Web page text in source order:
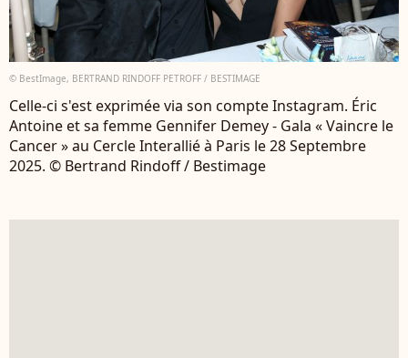
© BestImage, BERTRAND RINDOFF PETROFF / BESTIMAGE
Celle-ci s'est exprimée via son compte Instagram. Éric
Antoine et sa femme Gennifer Demey - Gala « Vaincre le
Cancer » au Cercle Interallié à Paris le 28 Septembre
2025. © Bertrand Rindoff / Bestimage